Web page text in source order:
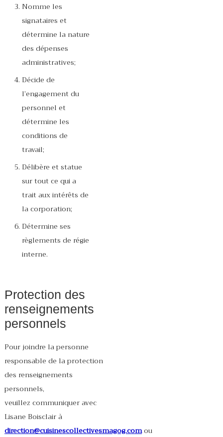
Nomme les
signataires et
détermine la nature
des dépenses
administratives;
Décide de
l’engagement du
personnel et
détermine les
conditions de
travail;
Délibère et statue
sur tout ce qui a
trait aux intérêts de
la corporation;
Détermine ses
règlements de régie
interne.
Protection des
renseignements
personnels
Pour joindre la personne
responsable de la protection
des renseignements
personnels,
veuillez communiquer avec
Lisane Boisclair à
direction@cuisinescollectivesmagog.comou